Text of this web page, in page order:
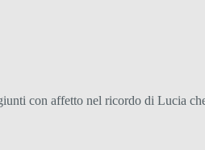
con affetto nel ricordo di Lucia